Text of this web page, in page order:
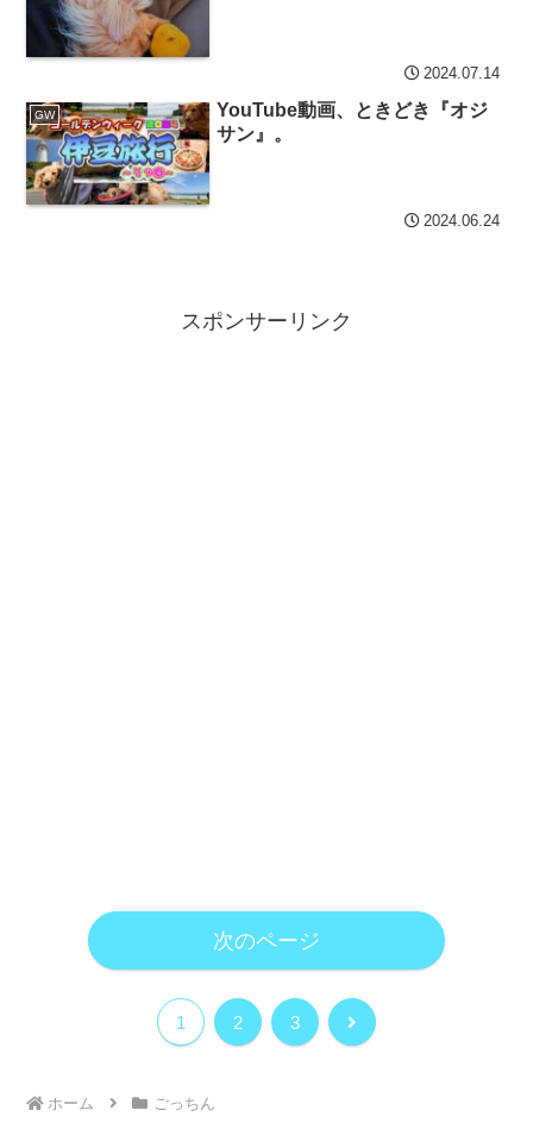
2024.07.14
GW
YouTube動画、ときどき『オジ
サン』。
2024.06.24
スポンサーリンク
次のページ
1 2 3 次
ホーム ごっちん